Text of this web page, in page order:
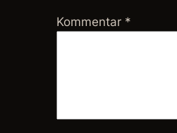
Kommentar *